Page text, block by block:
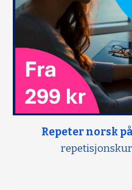
Repeter norsk